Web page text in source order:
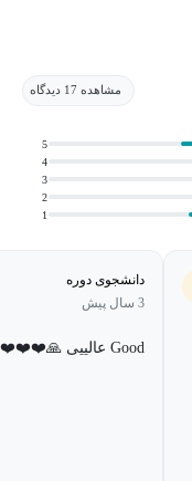
دیفرانسیل خطّی و غیر
عددی با هدف آموزش
مفاهیم درس محاسبات
کاربران
کنند و از محتوای دوره
مشاهده 17 دیدگاه
1
2
3
4
5
دانشجوی دوره
3 سال پیش
Good عالییی 🙏❤️❤️❤️❤️